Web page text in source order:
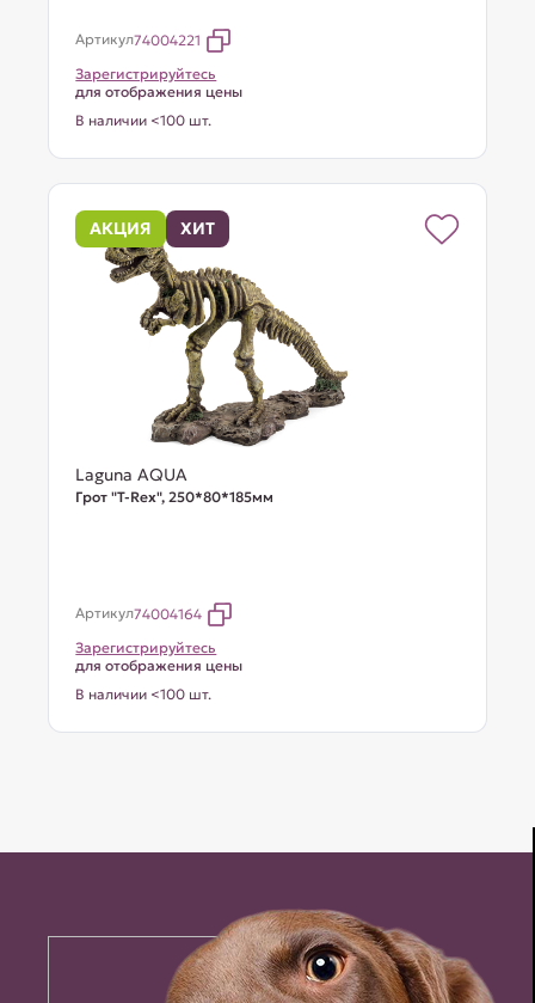
Артикул74004221
Зарегистрируйтесь
для отображения цены
В наличии <100 шт.
АКЦИЯ ХИТ
Laguna AQUA
Грот "T-Rex", 250*80*185мм
Артикул74004164
Зарегистрируйтесь
для отображения цены
В наличии <100 шт.